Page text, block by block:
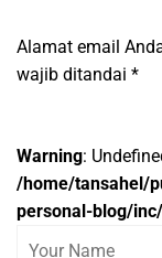
Alamat email
wajib ditandai *
Warning:
/home/tansahel/
personal-blog/